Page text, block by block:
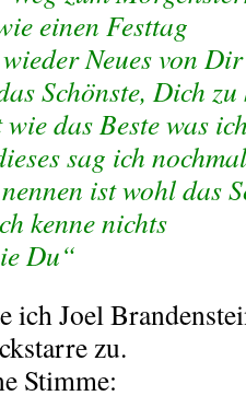
einen Festtag
Neues von
Schönste, Dich
das Beste was
sag ich
ist wohl das
kenne nichts
Du“
ich Joel
zu.
Stimme: